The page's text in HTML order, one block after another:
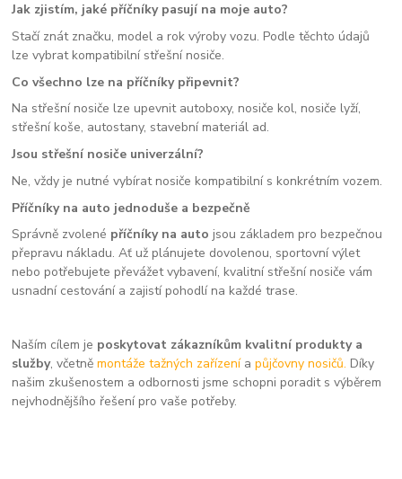
Jak zjistím, jaké příčníky pasují na moje auto?
Stačí znát značku, model a rok výroby vozu. Podle těchto údajů
lze vybrat kompatibilní střešní nosiče.
Co všechno lze na příčníky připevnit?
Na střešní nosiče lze upevnit autoboxy, nosiče kol, nosiče lyží,
střešní koše, autostany, stavební materiál ad.
Jsou střešní nosiče univerzální?
Ne, vždy je nutné vybírat nosiče kompatibilní s konkrétním vozem.
Příčníky na auto jednoduše a bezpečně
Správně zvolené příčníky na auto jsou základem pro bezpečnou
přepravu nákladu. Ať už plánujete dovolenou, sportovní výlet
nebo potřebujete převážet vybavení, kvalitní střešní nosiče vám
usnadní cestování a zajistí pohodlí na každé trase.
Naším cílem je poskytovat zákazníkům kvalitní produkty a
služby, včetněmontáže tažných zařízení apůjčovny nosičů. Díky
našim zkušenostem a odbornosti jsme schopni poradit s výběrem
nejvhodnějšího řešení pro vaše potřeby.